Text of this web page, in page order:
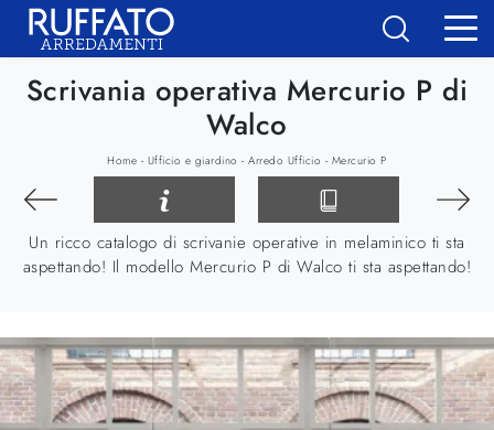
Scrivania operativa Mercurio P di
Walco
Home - Ufficio e giardino -Arredo Ufficio - Mercurio P
Un ricco catalogo di scrivanie operative in melaminico ti sta
aspettando! Il modello Mercurio P di Walco ti sta aspettando!